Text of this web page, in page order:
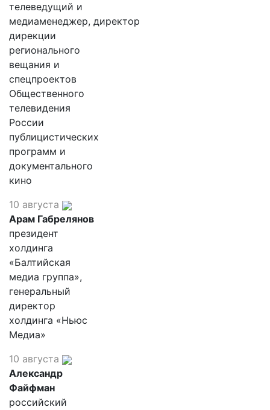
телеведущий и
медиаменеджер, директор
дирекции
регионального
вещания и
спецпроектов
Общественного
телевидения
России
публицистических
программ и
документального
кино
10 августа
Арам Габрелянов
президент
холдинга
«Балтийская
медиа группа»,
генеральный
директор
холдинга «Ньюс
Медиа»
10 августа
Александр
Файфман
российский